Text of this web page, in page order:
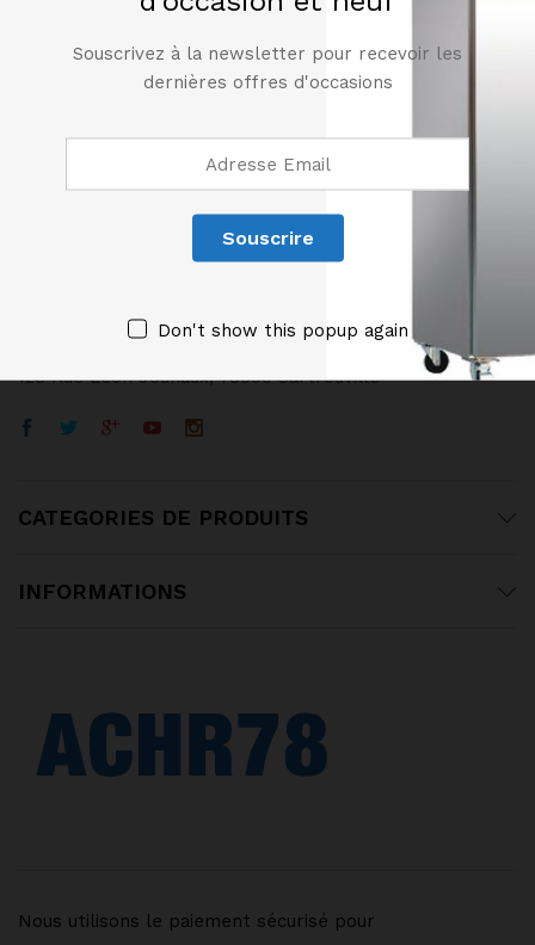
CONTACT
01 61 04 95 64
ACHR78@ORANGE.FR
128 Rue Léon Jouhaux, 78500 Sartrouville
CATEGORIES DE PRODUITS
INFORMATIONS
Nous utilisons le paiement sécurisé pour
Souscrivez à la newsletter pour recevoir les
dernières offres d'occasions
Don't show this popup again